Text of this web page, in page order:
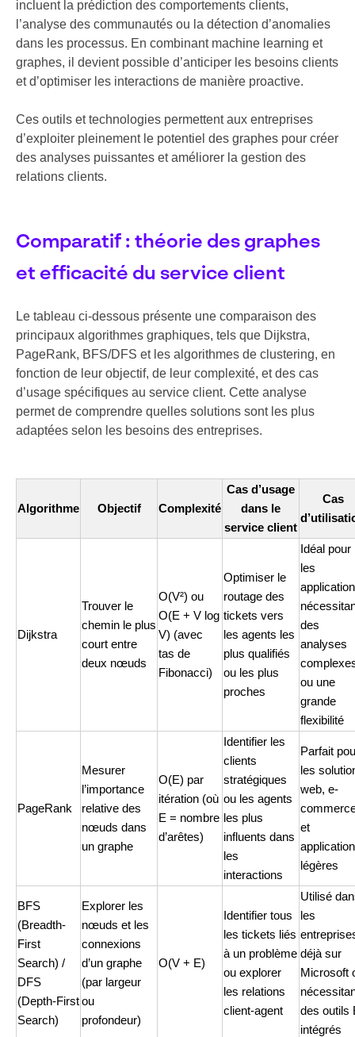
incluent la prédiction des comportements clients,
l’analyse des communautés ou la détection d’anomalies
dans les processus. En combinant machine learning et
graphes, il devient possible d’anticiper les besoins clients
et d’optimiser les interactions de manière proactive.
Ces outils et technologies permettent aux entreprises
d’exploiter pleinement le potentiel des graphes pour créer
des analyses puissantes et améliorer la gestion des
relations clients.
Comparatif : théorie des graphes
et efficacité du service client
Le tableau ci-dessous présente une comparaison des
principaux algorithmes graphiques, tels que Dijkstra,
PageRank, BFS/DFS et les algorithmes de clustering, en
fonction de leur objectif, de leur complexité, et des cas
d’usage spécifiques au service client. Cette analyse
permet de comprendre quelles solutions sont les plus
adaptées selon les besoins des entreprises.
Algorithme Objectif Complexité
Cas d’usage
dans le
service client
Cas
Dijkstra
Trouver le
chemin le plus
court entre
deux nœuds
O(V²) ou
O(E + V log
V) (avec
tas de
Fibonacci)
Optimiser le
routage des
tickets vers
les agents les
plus qualifiés
ou les plus
proches
Idéal pour
les
des
analyses
ou une
grande
flexibilité
PageRank
Mesurer
l’importance
relative des
nœuds dans
un graphe
O(E) par
itération (où
E = nombre
d’arêtes)
Identifier les
clients
stratégiques
ou les agents
les plus
influents dans
les
interactions
Parfait
les
web, e-
et
légères
BFS
(Breadth-
First
Search) /
DFS
(Depth-First
Search)
Explorer les
nœuds et les
connexions
d’un graphe
(par largeur
ou
profondeur)
O(V + E)
Identifier tous
les tickets liés
à un problème
ou explorer
les relations
client-agent
Utilisé
les
déjà sur
Microsoft
des outils
intégrés